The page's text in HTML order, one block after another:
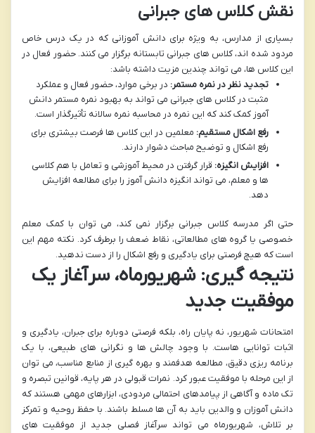
نقش کلاس های جبرانی
بسیاری از مدارس، به ویژه برای دانش آموزانی که در یک درس خاص
مردود شده اند، کلاس های جبرانی تابستانه برگزار می کنند. حضور فعال در
این کلاس ها، می تواند چندین مزیت داشته باشد:
تجدید نظر در نمره مستمر: در برخی موارد، حضور فعال و عملکرد
مثبت در کلاس های جبرانی می تواند به بهبود نمره مستمر دانش
آموز کمک کند که این نمره در محاسبه نمره سالانه تأثیرگذار است.
رفع اشکال مستقیم: معلمین در این کلاس ها فرصت بیشتری برای
رفع اشکال و توضیح مباحث دشوار دارند.
افزایش انگیزه: قرار گرفتن در محیط آموزشی و تعامل با هم کلاسی
ها و معلم، می تواند انگیزه دانش آموز را برای مطالعه افزایش
دهد.
حتی اگر مدرسه کلاس جبرانی برگزار نمی کند، می توان با کمک معلم
خصوصی یا گروه های مطالعاتی، نقاط ضعف را برطرف کرد. نکته مهم این
است که هیچ فرصتی برای یادگیری و رفع اشکال را از دست ندهید.
نتیجه گیری: شهریورماه، سرآغاز یک
موفقیت جدید
امتحانات شهریور، نه پایان راه، بلکه فرصتی دوباره برای جبران، یادگیری و
اثبات توانایی هاست. با وجود چالش ها و نگرانی های طبیعی، با یک
برنامه ریزی دقیق، مطالعه هدفمند و بهره گیری از منابع مناسب، می توان
از این مرحله با موفقیت عبور کرد. نمرات قبولی در هر پایه، قوانین تبصره و
تک ماده و آگاهی از پیامدهای احتمالی مردودی، ابزارهای مهمی هستند که
دانش آموزان و والدین باید به آن ها مسلط باشند. با حفظ روحیه و تمرکز
بر تلاش، شهریورماه می تواند سرآغاز فصلی جدید از موفقیت های